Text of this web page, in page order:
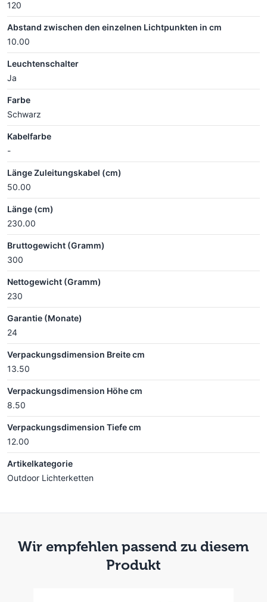
120
Abstand zwischen den einzelnen Lichtpunkten in cm
10.00
Leuchtenschalter
Ja
Farbe
Schwarz
Kabelfarbe
-
Länge Zuleitungskabel (cm)
50.00
Länge (cm)
230.00
Bruttogewicht (Gramm)
300
Nettogewicht (Gramm)
230
Garantie (Monate)
24
Verpackungsdimension Breite cm
13.50
Verpackungsdimension Höhe cm
8.50
Verpackungsdimension Tiefe cm
12.00
Artikelkategorie
Outdoor Lichterketten
Wir empfehlen passend zu diesem
Produkt